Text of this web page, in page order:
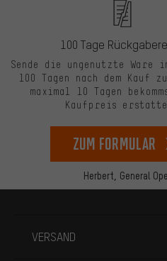
Herbert, General
100 Tage
Sende die ungenutzte Ware
100 Tagen nach dem Kauf
maximal 10 Tagen
Kaufpreis
zum Formular
VERSAND